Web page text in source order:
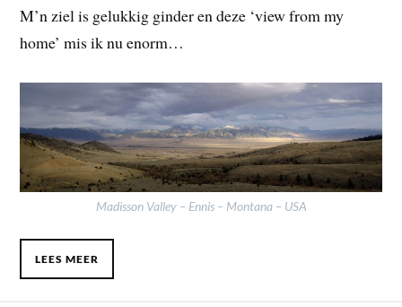
M’n ziel is gelukkig ginder en deze ‘view from my
home’ mis ik nu enorm…
Madisson Valley – Ennis – Montana – USA
LEES MEER